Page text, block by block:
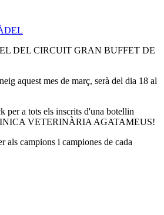
DEL CIRCUIT GRAN BUFFET DE
aquest mes de març, serà del dia 18 al
per a tots els inscrits d'una botellin
VETERINÀRIA AGATAMEUS!
als campions i campiones de cada